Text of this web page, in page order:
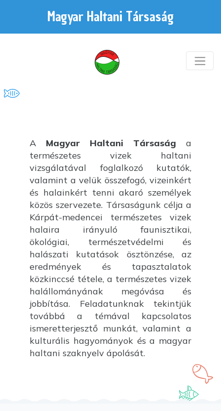
Magyar Haltani Társaság
A Magyar Haltani Társaság a
természetes vizek haltani
vizsgálatával foglalkozó kutatók,
valamint a velük összefogó, vizeinkért
és halainkért tenni akaró személyek
közös szervezete. Társaságunk célja a
Kárpát-medencei természetes vizek
halaira irányuló faunisztikai,
ökológiai, természetvédelmi és
halászati kutatások ösztönzése, az
eredmények és tapasztalatok
közkinccsé tétele, a természetes vizek
halállományának megóvása és
jobbítása. Feladatunknak tekintjük
továbbá a témával kapcsolatos
ismeretterjesztő munkát, valamint a
kulturális hagyományok és a magyar
haltani szaknyelv ápolását.